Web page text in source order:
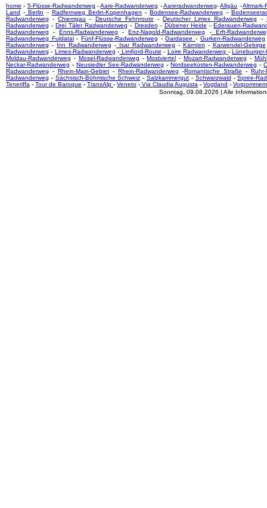
home - 5-Flüsse-Radwanderweg -Aare-Radwanderweg -Aareradwanderweg-Allgäu -Altmark-
Land - Berlin - Radfernweg Berlin-Kopenhagen -Bodensee-Radwanderweg -
Radwanderweg -Chiemgau - Deutsche Fehnroute -Deutscher Limes Radwanderweg -
Radwanderweg -Drei Täler Radwanderweg - Dresden - Dübener Heide -Ederauen-
Radwanderweg -Enns-Radwanderweg -Enz-Nagold-Radwanderweg -Erft-
Radwanderweg Fuldatal- Fünf-Flüsse-Radwanderweg -Gardasee - Gurken-Radwanderweg
Radwanderweg - Inn Radwanderweg -Isar Radwanderweg - Kärnten - Karwendel-Gebirge
Radwanderweg - Limes-Radwanderweg - Limfjord-Route - Loire Radwanderweg -
Moldau-Radwanderweg - Mosel-Radwanderweg -Mostviertel -Mozart-Radwanderweg -
Neckar-Radwanderweg -Neusiedler See-Radwanderweg -Nordseeküsten-Radwanderweg -
Radwanderweg -Rhein-Main-Gebiet -Rhein-Radwanderweg -Romantische Straße -
Radwanderweg - Sächsisch-Böhmische Schweiz -Salzkammergut - Schwarzwald -Spree-
Teneriffa - Tour de Baroque - TransAlp - Veneto - Via Claudia Augusta - Vogtland - Vorpommern
Sonntag, 09.08.2026 | Alle